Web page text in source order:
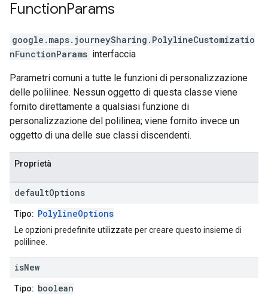
FunctionParams
google.maps.journeySharing . PolylineCustomizatio
nFunctionParams interfaccia
Parametri comuni a tutte le funzioni di personalizzazione
delle polilinee. Nessun oggetto di questa classe viene
fornito direttamente a qualsiasi funzione di
personalizzazione del polilinea; viene fornito invece un
oggetto di una delle sue classi discendenti.
Proprietà
defaultOptions
Tipo: PolylineOptions
Le opzioni predefinite utilizzate per creare questo insieme di
polilinee.
isNew
Tipo: boolean